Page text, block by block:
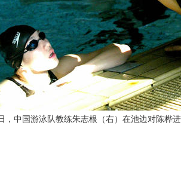
，中国游泳队教练朱志根（右）在池边对陈桦